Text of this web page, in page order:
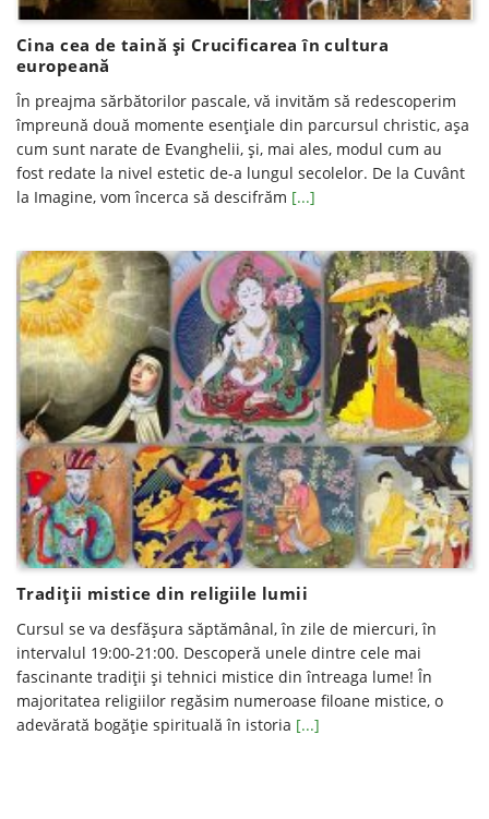
Cina cea de taină şi Crucificarea în cultura
europeană
În preajma sărbătorilor pascale, vă invităm să redescoperim
împreună două momente esențiale din parcursul christic, așa
cum sunt narate de Evanghelii, și, mai ales, modul cum au
fost redate la nivel estetic de-a lungul secolelor. De la Cuvânt
la Imagine, vom încerca să descifrăm [...]
Tradiţii mistice din religiile lumii
Cursul se va desfăşura săptămânal, în zile de miercuri, în
intervalul 19:00-21:00. Descoperă unele dintre cele mai
fascinante tradiții și tehnici mistice din întreaga lume! În
majoritatea religiilor regăsim numeroase filoane mistice, o
adevărată bogăție spirituală în istoria [...]